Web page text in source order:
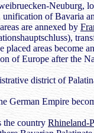
Neuburg,
of Bavaria
are annexed by
placed areas become
of Europe after the
district of
German Empire
the country Rhineland-